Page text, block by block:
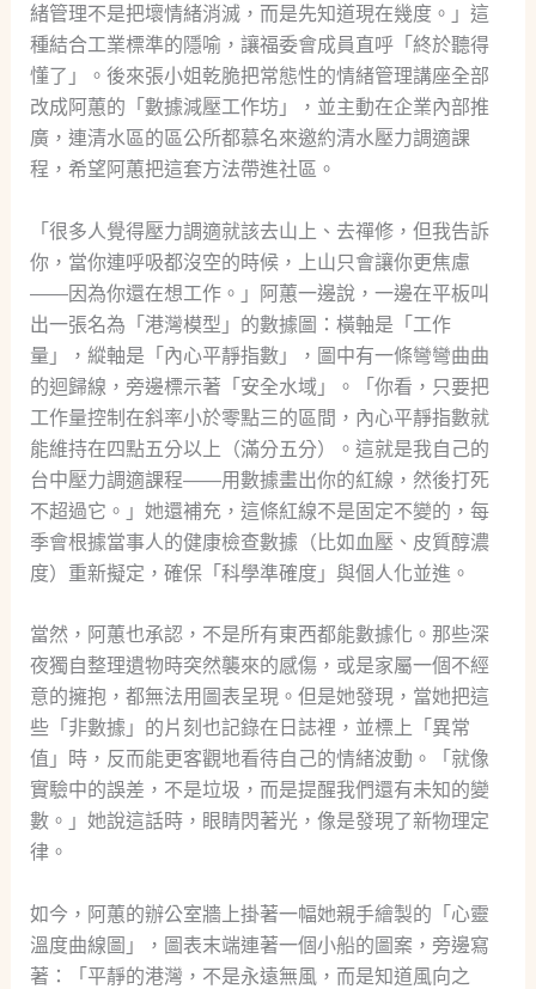
緒管理不是把壞情緒消滅，而是先知道現在幾度。」這
種結合工業標準的隱喻，讓福委會成員直呼「終於聽得
懂了」。後來張小姐乾脆把常態性的情緒管理講座全部
改成阿蕙的「數據減壓工作坊」，並主動在企業內部推
廣，連清水區的區公所都慕名來邀約清水壓力調適課
程，希望阿蕙把這套方法帶進社區。
「很多人覺得壓力調適就該去山上、去禪修，但我告訴
你，當你連呼吸都沒空的時候，上山只會讓你更焦慮
——因為你還在想工作。」阿蕙一邊說，一邊在平板叫
出一張名為「港灣模型」的數據圖：橫軸是「工作
量」，縱軸是「內心平靜指數」，圖中有一條彎彎曲曲
的迴歸線，旁邊標示著「安全水域」。「你看，只要把
工作量控制在斜率小於零點三的區間，內心平靜指數就
能維持在四點五分以上（滿分五分）。這就是我自己的
台中壓力調適課程——用數據畫出你的紅線，然後打死
不超過它。」她還補充，這條紅線不是固定不變的，每
季會根據當事人的健康檢查數據（比如血壓、皮質醇濃
度）重新擬定，確保「科學準確度」與個人化並進。
當然，阿蕙也承認，不是所有東西都能數據化。那些深
夜獨自整理遺物時突然襲來的感傷，或是家屬一個不經
意的擁抱，都無法用圖表呈現。但是她發現，當她把這
些「非數據」的片刻也記錄在日誌裡，並標上「異常
值」時，反而能更客觀地看待自己的情緒波動。「就像
實驗中的誤差，不是垃圾，而是提醒我們還有未知的變
數。」她說這話時，眼睛閃著光，像是發現了新物理定
律。
如今，阿蕙的辦公室牆上掛著一幅她親手繪製的「心靈
溫度曲線圖」，圖表末端連著一個小船的圖案，旁邊寫
著：「平靜的港灣，不是永遠無風，而是知道風向之